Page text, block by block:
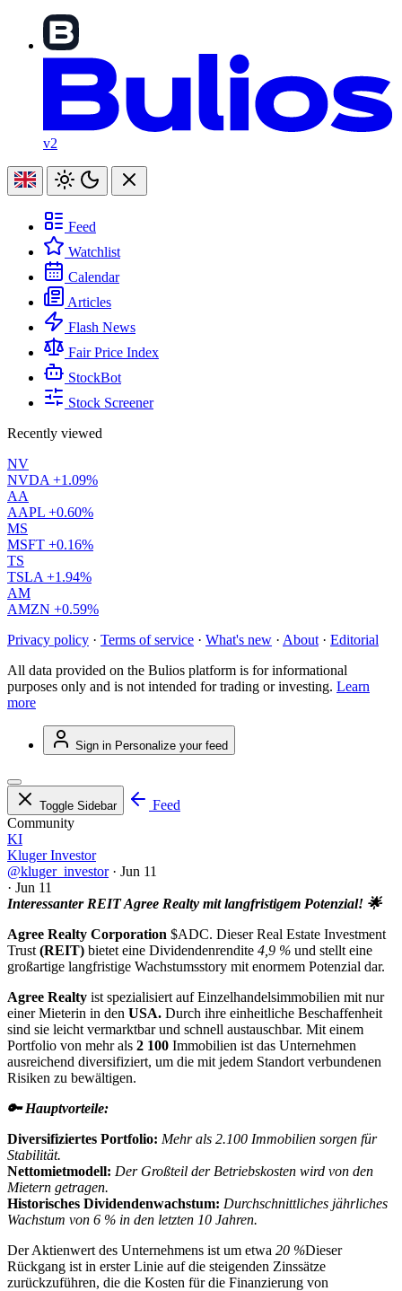
v2
Feed
Watchlist
Calendar
Articles
Flash News
Fair Price Index
StockBot
Stock Screener
Recently viewed
NV
NVDA +1.09%
AA
AAPL +0.60%
MS
MSFT +0.16%
TS
TSLA +1.94%
AM
AMZN +0.59%
Privacy policy · Terms of service · What's new · About · Editorial
All data provided on the Bulios platform is for informational
purposes only and is not intended for trading or investing. Learn
more
Sign in Personalize your feed
Toggle Sidebar
Feed
Community
KI
Kluger Investor
@kluger_investor · Jun 11
· Jun 11
Interessanter REIT Agree Realty mit langfristigem Potenzial! 🌟
Agree Realty Corporation $ADC. Dieser Real Estate Investment
Trust (REIT) bietet eine Dividendenrendite 4,9 % und stellt eine
großartige langfristige Wachstumsstory mit enormem Potenzial dar.
Agree Realty ist spezialisiert auf Einzelhandelsimmobilien mit nur
einer Mieterin in den USA. Durch ihre einheitliche Beschaffenheit
sind sie leicht vermarktbar und schnell austauschbar. Mit einem
Portfolio von mehr als 2 100 Immobilien ist das Unternehmen
ausreichend diversifiziert, um die mit jedem Standort verbundenen
Risiken zu bewältigen.
🔑 Hauptvorteile:
Diversifiziertes Portfolio: Mehr als 2.100 Immobilien sorgen für
Stabilität.
Nettomietmodell: Der Großteil der Betriebskosten wird von den
Mietern getragen.
Historisches Dividendenwachstum: Durchschnittliches jährliches
Wachstum von 6 % in den letzten 10 Jahren.
Der Aktienwert des Unternehmens ist um etwa 20 %Dieser
Rückgang ist in erster Linie auf die steigenden Zinssätze
zurückzuführen, die die Kosten für die Finanzierung von